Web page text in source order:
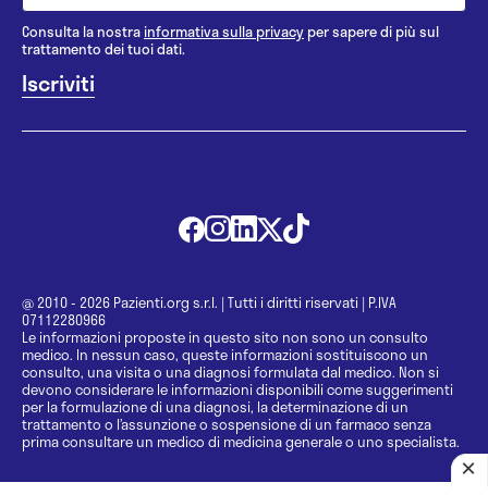
Consulta la nostrainformativa sulla privacy per sapere di più sul
trattamento dei tuoi dati.
@ 2010 - 2026 Pazienti.org s.r.l. | Tutti i diritti riservati | P.IVA
07112280966
Le informazioni proposte in questo sito non sono un consulto
medico. In nessun caso, queste informazioni sostituiscono un
consulto, una visita o una diagnosi formulata dal medico. Non si
devono considerare le informazioni disponibili come suggerimenti
per la formulazione di una diagnosi, la determinazione di un
trattamento o l’assunzione o sospensione di un farmaco senza
prima consultare un medico di medicina generale o uno specialista.